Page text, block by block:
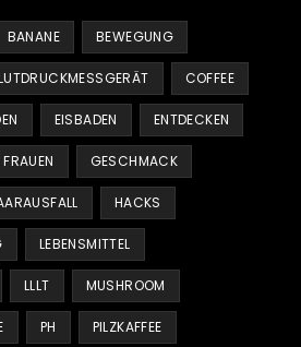
BANANE BEWEGUNG
COFFEE
EISBADEN ENTDECKEN
GESCHMACK
HACKS
LEBENSMITTEL
LLLT MUSHROOM
PH PILZKAFFEE